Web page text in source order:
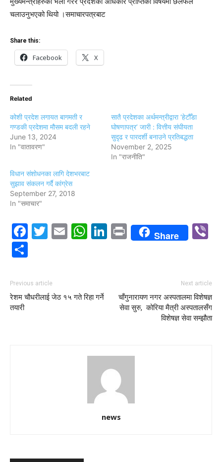
चलाउनुभएको थियो ।समाचारपत्रबाट
Share this:
Facebook X
Related
कोशी प्रदेश लगायत बागमती र
गण्डकी प्रदेशमा मौसम बदली रहने
June 13, 2024
In "वातावरण"
सातै प्रदेशका अर्थमन्त्रीद्वारा ‘हेटौँडा
घोषणापत्र’ जारी : वित्तीय संघीयता
सुदृढ र पारदर्शी बनाउने प्रतिबद्धता
November 2, 2025
In "राजनीति"
विधान संशोधनका लागि देशभरबाट
सुझाव संकलन गर्दै कांग्रेस
September 27, 2018
In "समाचार"
Facebook
Twitter
EmailWhatsApp
LinkedIn
PrintShare
Previous article
रेशम चौधरीलाई जेठ १५ गते रिहा गर्ने
तयारी
Next article
चाँगुनारायण नगर अस्पतालमा विशेषज्ञ
सेवा सुरु, कोरिया मैत्री अस्पतालसँग
विशेषज्ञ सेवा सम्झौता
news